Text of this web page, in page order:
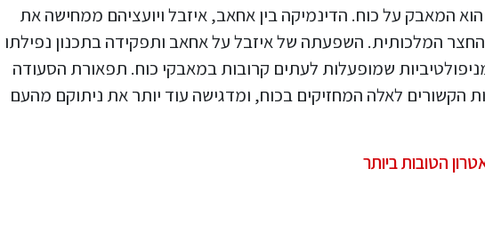
המאבק על כוח. הדינמיקה בין אחאב, איזבל ויועציהם ממחישה את
המלכותית. השפעתה של איזבל על אחאב ותפקידה בתכנון נפילתו
שמופעלות לעתים קרובות במאבקי כוח. תפאורת הסעודה
הקשורים לאלה המחזיקים בכוח, ומדגישה עוד יותר את ניתוקם מהעם
הטובות ביותר